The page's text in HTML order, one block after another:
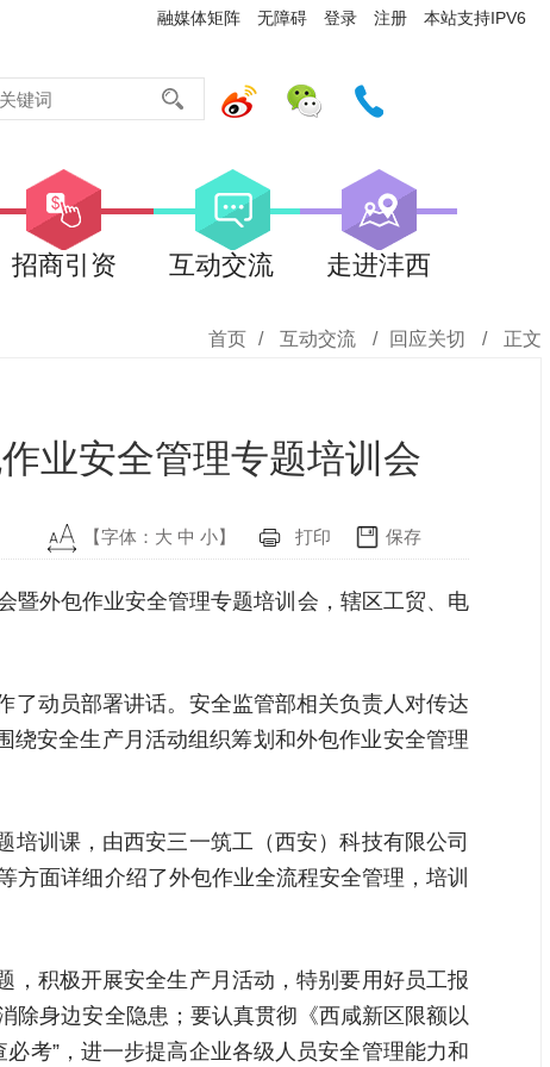
融媒体矩阵 无障碍 登录 注册 本站支持IPV6
招商引资 互动交流 走进沣西
首页 / 互动交流 / 回应关切 / 正文
业安全管理专题培训会
【字体： 大 中 小】 打印 保存
暨外包作业安全管理专题培训会，辖区工贸、电
了动员部署讲话。安全监管部相关负责人对传达
安全生产月活动组织筹划和外包作业安全管理
训课，由西安三一筑工（西安）科技有限公司
面详细介绍了外包作业全流程安全管理，培训
积极开展安全生产月活动，特别要用好员工报
除身边安全隐患；要认真贯彻《西咸新区限额以
考”，进一步提高企业各级人员安全管理能力和